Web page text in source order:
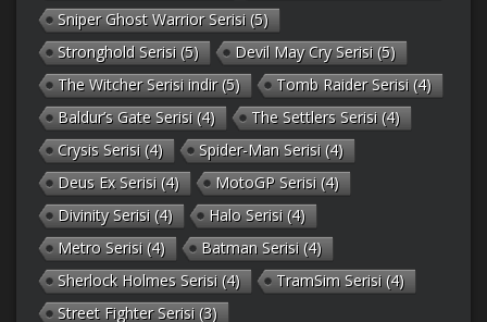
Sniper Ghost Warrior Serisi (5)
Stronghold Serisi (5) Devil May Cry Serisi (5)
The Witcher Serisi indir(5) Tomb Raider Serisi (4)
Baldur’s Gate Serisi (4) The Settlers Serisi (4)
Crysis Serisi (4) Spider-Man Serisi (4)
Deus Ex Serisi (4) MotoGP Serisi (4)
Divinity Serisi (4) Halo Serisi (4)
Metro Serisi (4) Batman Serisi (4)
Sherlock Holmes Serisi (4) TramSim Serisi (4)
Street Fighter Serisi (3)